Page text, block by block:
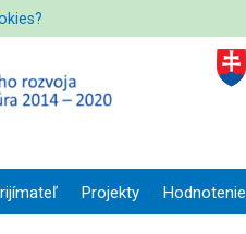
Projekty Hodnotenie